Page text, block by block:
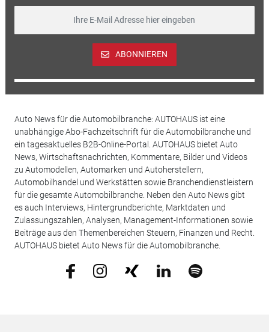
ABONNIEREN
Auto News für die Automobilbranche: AUTOHAUS ist eine
unabhängige Abo-Fachzeitschrift für die Automobilbranche und
ein tagesaktuelles B2B-Online-Portal. AUTOHAUS bietet Auto
News, Wirtschaftsnachrichten, Kommentare, Bilder und Videos
zu Automodellen, Automarken und Autoherstellern,
Automobilhandel und Werkstätten sowie Branchendienstleistern
für die gesamte Automobilbranche. Neben den Auto News gibt
es auch Interviews, Hintergrundberichte, Marktdaten und
Zulassungszahlen, Analysen, Management-Informationen sowie
Beiträge aus den Themenbereichen Steuern, Finanzen und Recht.
AUTOHAUS bietet Auto News für die Automobilbranche.